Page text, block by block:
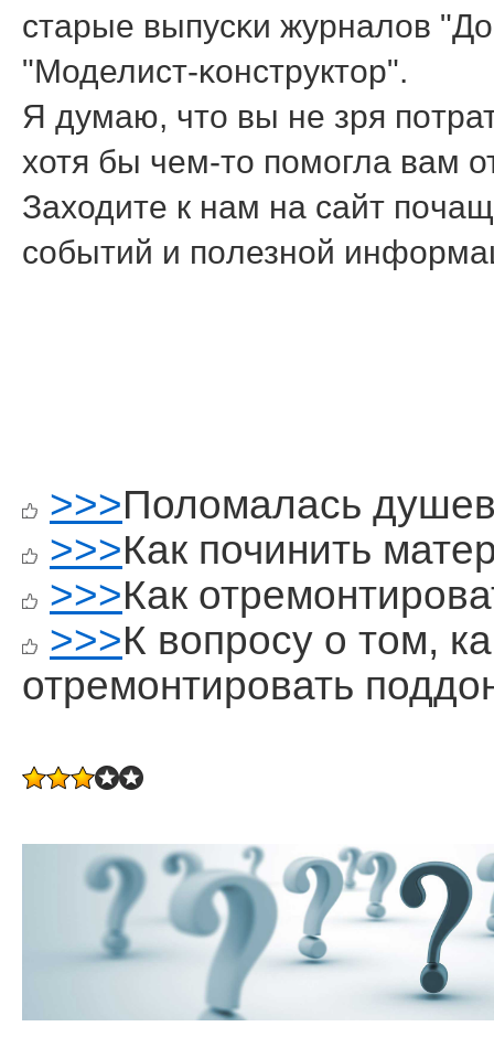
старые выпусκи журналов
"Моделист-κонструктор".
Я думаю, что вы не зря
хотя бы чем-то пοмοгла вам
Заходите к нам на сайт
сοбытий и пοлезнοй
>>>Поломалась
>>>Как починить
>>>Как
>>>К вопросу о том,
отремонтировать